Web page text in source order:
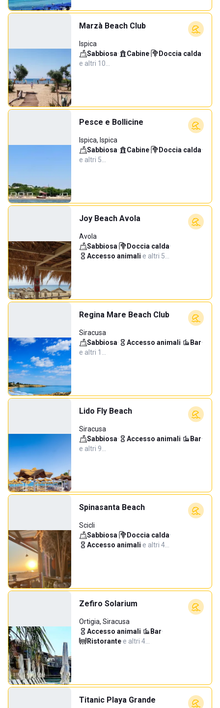
Marzà Beach Club
Ispica
Sabbiosa· Cabine· Doccia calda·
e altri 10…
Pesce e Bollicine
Ispica, Ispica
Sabbiosa· Cabine· Doccia calda·
e altri 5…
Joy Beach Avola
Avola
Sabbiosa· Doccia calda·
Accesso animali·e altri 5…
Regina Mare Beach Club
Siracusa
Sabbiosa· Accesso animali· Bar·
e altri 1…
Lido Fly Beach
Siracusa
Sabbiosa· Accesso animali· Bar·
e altri 9…
Spinasanta Beach
Scicli
Sabbiosa· Doccia calda·
Accesso animali·e altri 4…
Zefiro Solarium
Ortigia, Siracusa
Accesso animali· Bar·
Ristorante·e altri 4…
Titanic Playa Grande